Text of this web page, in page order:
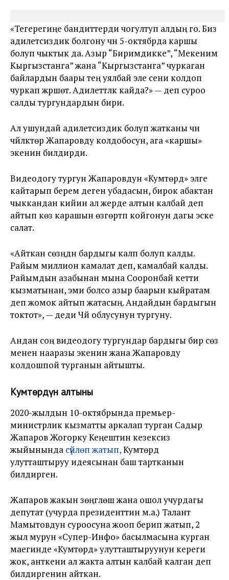
«Тегерегиңе бандиттерди чогултуп алдың го. Биз
адилетсиздик болгону үчүн 5-октябрда каршы
болуп чыктык да. Азыр “Биримдикке”, “Мекеним
Кыргызстанга” жана “Кыргызстанга” чуркаган
байлардын баары тең уялбай эле сени колдоп
чуркап жүрүшөт. Адилеттүүлүк кайда?» — деп суроо
салды тургундардын бири.
Ал ушундай адилетсиздик болуп жатканы үчүн
чүйлүктөр Жапаровду колдобосун, ага «каршы»
экенин билдирди.
Видеодогу тургун Жапаровдун «Кумтөрдү» элге
кайтарып берем деген убадасын, бирок абактан
чыккандан кийин ал жерде алтын калбай деп
айтып көз карашын өзгөртүп койгонун дагы эске
салат.
«Айткан сөзүңдүн бардыгы калп болуп калды.
Райым миллион камалат деп, камалбай калды.
Райымдын азабынан мына Сооронбай кетти
кызматынан, эми болсо азыр баарын кыйратам
деп жомок айтып жатасың. Андайдын бардыгын
токтот», — деди Чүй облусунун тургуну.
Андан соң видеодогу тургундар бардыгы бир сөз
менен нааразы экенин жана Жапаровду
колдошпой турганын айтышты.
Кумтөрдүн алтыны
2020-жылдын 10-октябрында премьер-
министрлик кызматты аркалап турган Садыр
Жапаров Жогорку Кеңештин кезексиз
жыйынында сүйлөп жатып,Кумтөрдү
улутташтыруу идеясынан баш тартканын
билдирген.
Жапаров жакын үзөңгүлөшү жана ошол учурдагы
депутат (учурда президенттин м.а.) Талант
Мамытовдун суроосуна жооп берип жатып, 2
жыл мурун «Супер-Инфо» басылмасына курган
маегинде «Кумтөрдү» улутташтыруунун кереги
жок, анткени ал жакта алтын калбай калган деп
билдиргенин айткан.